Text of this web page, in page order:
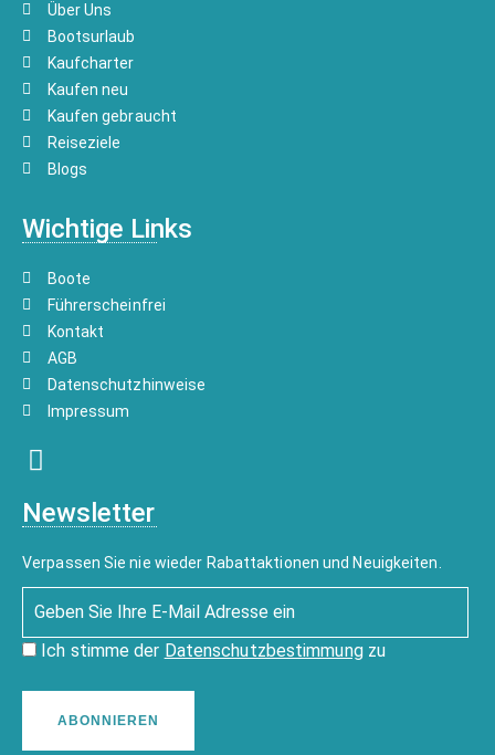
Über Uns
Bootsurlaub
Kaufcharter
Kaufen neu
Kaufen gebraucht
Reiseziele
Blogs
Wichtige Links
Boote
Führerscheinfrei
Kontakt
AGB
Datenschutzhinweise
Impressum
Newsletter
Verpassen Sie nie wieder Rabattaktionen und Neuigkeiten.
Ich stimme der Datenschutzbestimmungzu
ABONNIEREN